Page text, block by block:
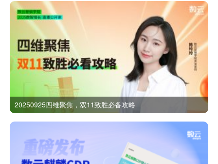
20250925四维聚焦，双11致胜必备攻略